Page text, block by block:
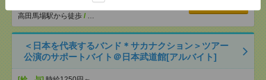
高田馬場駅から徒歩 /
＜日本を代表するバンド＊サカナクション＞ツアー
公演のサポートバイト＠日本武道館[アルバイト]